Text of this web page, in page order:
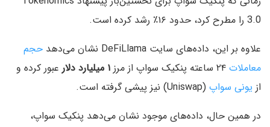
3.0 را مطرح کرد، حدود ۱۶٪ رشد کرده است.
علاوه بر این، داده‌های سایت DeFiLlama نشان می‌دهد
حجم
معاملات
۱ میلیارد دلار
عبور کرده و
از یونی‌ سواپ (Uniswap) نیز پیشی گرفته است.
در همین حال، داده‌های موجود نشان می‌دهد پنکیک‌ سواپ،